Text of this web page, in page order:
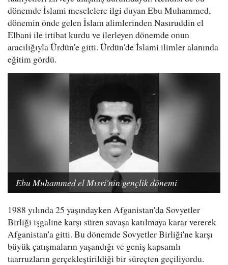
dönemde İslami meselelere ilgi duyan Ebu Muhammed,
dönemin önde gelen İslam alimlerinden Nasıruddin el
Elbani ile irtibat kurdu ve ilerleyen dönemde onun
aracılığıyla Ürdün'e gitti. Ürdün'de İslami ilimler alanında
eğitim gördü.
Ebu Muhammed el Mısri'nin gençlik dönemi
1988 yılında 25 yaşındayken Afganistan'da Sovyetler
Birliği işgaline karşı süren savaşa katılmaya karar vererek
Afganistan'a gitti. Bu dönemde Sovyetler Birliği'ne karşı
büyük çatışmaların yaşandığı ve geniş kapsamlı
taarruzların gerçekleştirildiği bir süreçten geçiliyordu.